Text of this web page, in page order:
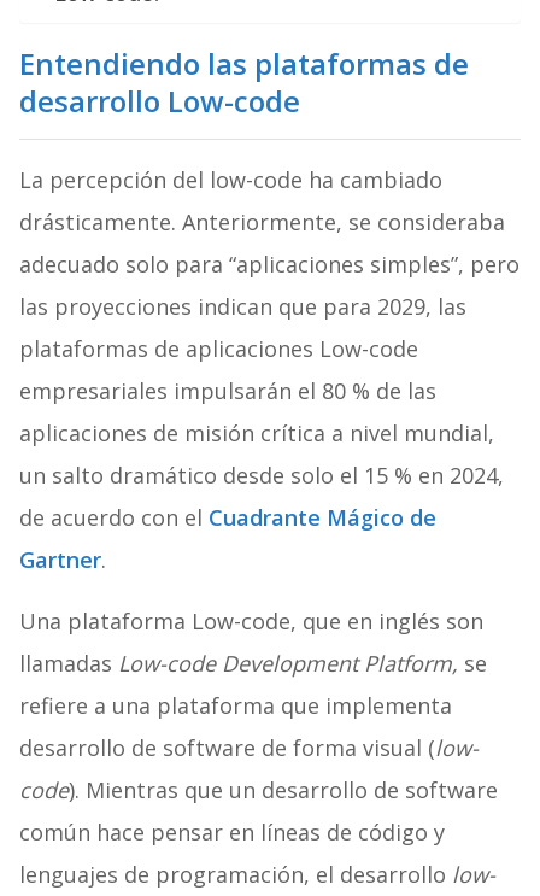
Entendiendo las plataformas de
desarrollo Low-code
La percepción del low-code ha cambiado
drásticamente. Anteriormente, se consideraba
adecuado solo para “aplicaciones simples”, pero
las proyecciones indican que para 2029, las
plataformas de aplicaciones Low-code
empresariales impulsarán el 80 % de las
aplicaciones de misión crítica a nivel mundial,
un salto dramático desde solo el 15 % en 2024,
de acuerdo con el Cuadrante Mágico de
Gartner.
Una plataforma Low-code, que en inglés son
llamadas Low-code Development Platform, se
refiere a una plataforma que implementa
desarrollo de software de forma visual (low-
code). Mientras que un desarrollo de software
común hace pensar en líneas de código y
lenguajes de programación, el desarrollo low-